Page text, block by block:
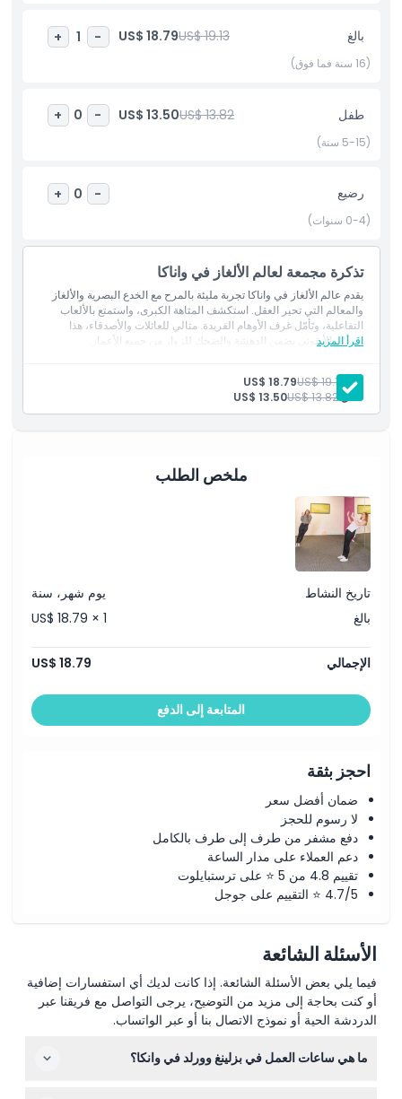
المتضمنات
الاستثناءات
ساعات العمل
ما يجب معرفته
الموقع
كيفية الاسترداد
سياسة الإلغاء
بالغ US$ 19.13
US$ 18.79
-
1
+
(16 سنة فما فوق)
طفل US$ 13.82
US$ 13.50
-
0
+
(5-15 سنة)
رضيع -
0
+
(0-4 سنوات)
تذكرة مجمعة لعالم الألغاز في واناكا
يقدم عالم الألغاز في واناكا تجربة مليئة بالمرح مع الخدع البصرية والألغاز
والمعالم التي تحير العقل. استكشف المتاهة الكبرى، واستمتع بالألعاب
التفاعلية، وتَأمّل غرف الأوهام الفريدة. مثالي للعائلات والأصدقاء، هذا
المعلم الأيقوني يضمن الدهشة والضحك للزوار من جميع الأعمار.
اقرأ المزيد
بالغ: US$ 19.13
US$ 18.79
طفل:US$ 13.82
US$ 13.50
ملخص الطلب
تاريخ النشاط
يوم شهر، سنة
بالغ
US$ 18.79 × 1
الإجمالي US$ 18.79
المتابعة إلى الدفع
احجز بثقة
ضمان أفضل سعر
لا رسوم للحجز
دفع مشفر من طرف إلى طرف بالكامل
دعم العملاء على مدار الساعة
تقييم 4.8 من 5 ⭐ على ترستبايلوت
4.7/5 ⭐ التقييم على جوجل
الأسئلة الشائعة
فيما يلي بعض الأسئلة الشائعة. إذا كانت لديك أي استفسارات إضافية
أو كنت بحاجة إلى مزيد من التوضيح، يرجى التواصل مع فريقنا عبر
الدردشة الحية أو نموذج الاتصال بنا أو عبر الواتساب.
ما هي ساعات العمل في بزلينغ وورلد في وانكا؟